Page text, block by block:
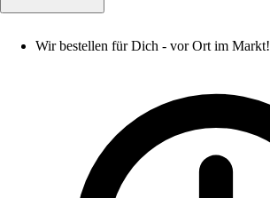
Wir bestellen für Dich - vor Ort im Markt!